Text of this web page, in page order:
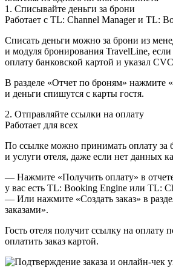
1. Списывайте деньги за брони
Работает с TL: Channel Manager и TL:
Списать деньги можно за брони из
и модуля бронирования TravelLine, если
оплату банковской картой и указал
В разделе «Отчет по броням» нажмите
и деньги спишутся с карты гостя.
2. Отправляйте ссылки на оплату
Работает для всех
По ссылке можно принимать оплату за
и услуги отеля, даже если нет данных
— Нажмите «Получить оплату» в
у вас есть TL: Booking Engine или TL:
— Или нажмите «Создать заказ» в
заказами».
Гость отеля получит ссылку на
оплатить заказ картой.